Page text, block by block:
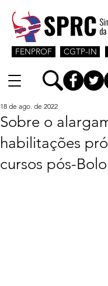
CGTP-IN
FENPROF
Sobre o
habilitações
cursos pós-
18 de ago. de 2022